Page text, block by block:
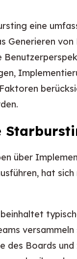
eine
Generieren von
über
hat
beinhaltet
versammeln
des Boards und